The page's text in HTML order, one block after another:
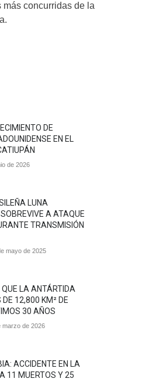
más concurridas de la
DE
EN EL
de 2026
LUNA
A ATAQUE
TRANSMISIÓN
mayo de 2025
QUE LA ANTÁRTIDA
12,800 KM² DE
30 AÑOS
marzo de 2026
ACCIDENTE EN LA
11 MUERTOS Y 25